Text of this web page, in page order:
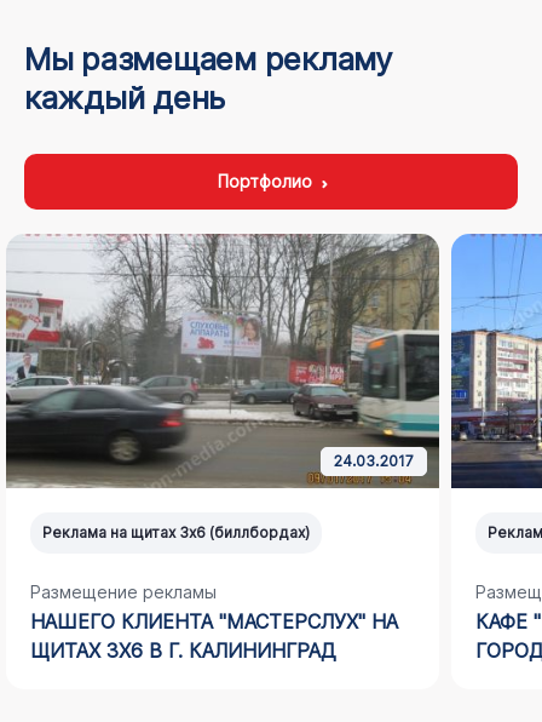
Мы размещаем рекламу
каждый день
Портфолио
24.03.2017
Реклама на щитах 3х6 (биллбордах)
Размещение рекламы
НАШЕГО КЛИЕНТА "МАСТЕРСЛУХ" НА
ЩИТАХ 3Х6 В Г. КАЛИНИНГРАД
КАФЕ